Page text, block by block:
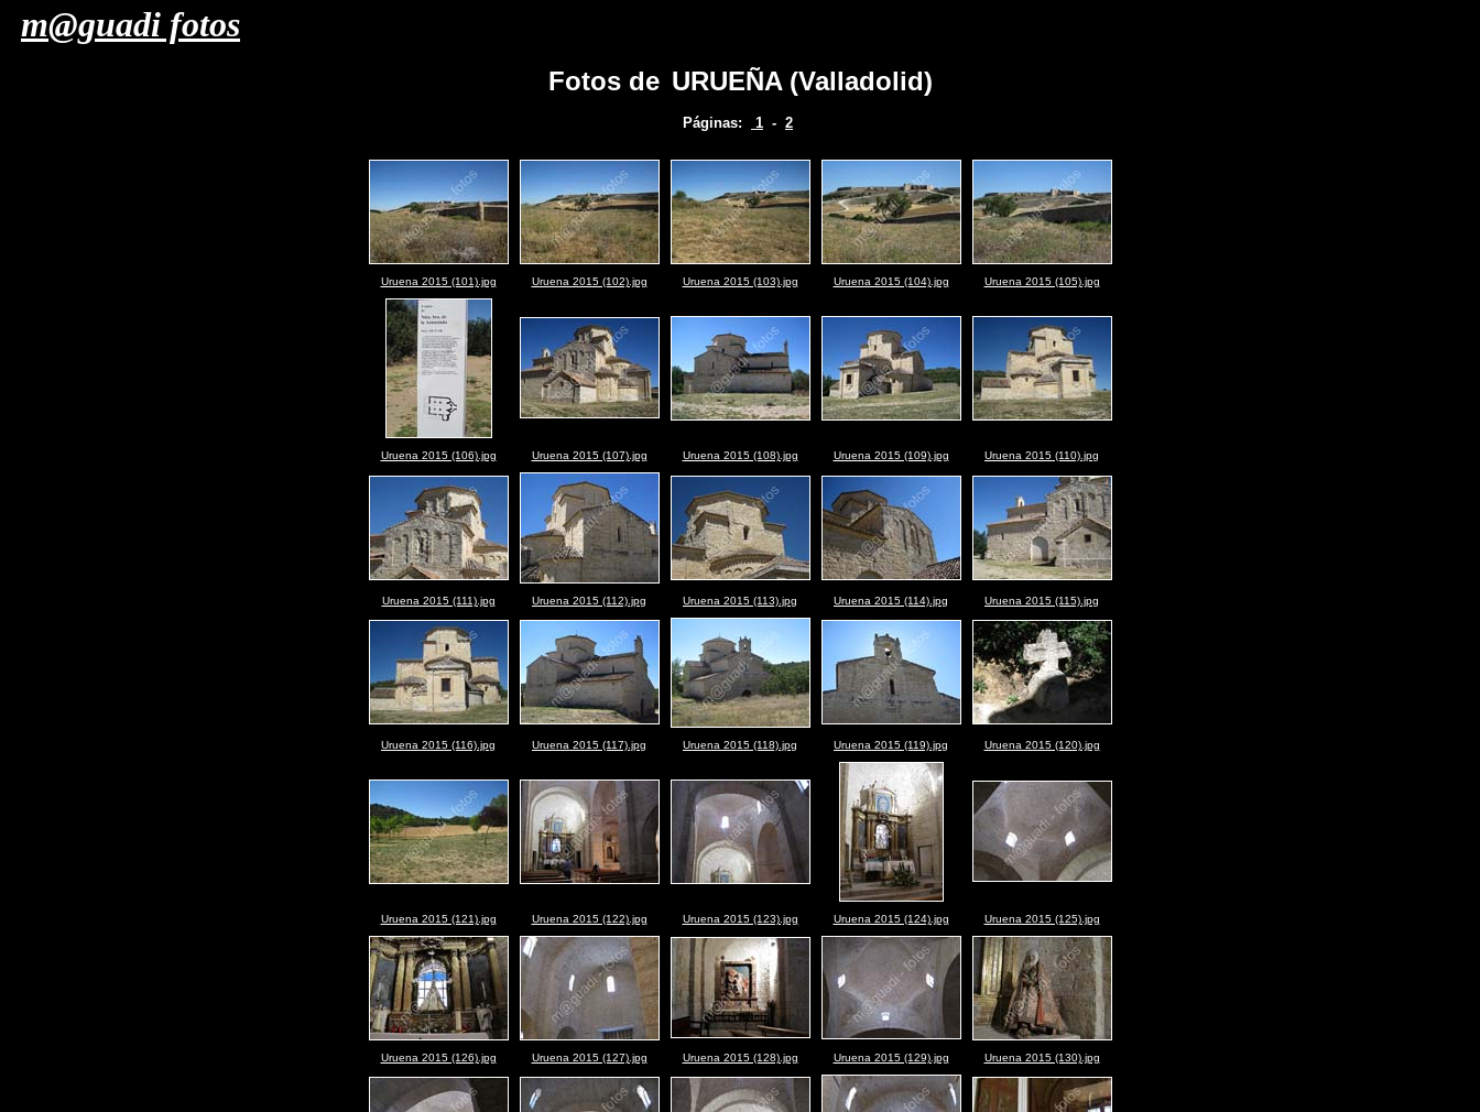
m@guadi fotos
Fotos de URUEÑA (Valladolid)
Páginas: 1 - 2
Uruena 2015 (101).jpg Uruena 2015 (102).jpg Uruena 2015 (103).jpg Uruena 2015 (104).jpg Uruena 2015 (105).jpg
Uruena 2015 (106).jpg Uruena 2015 (107).jpg Uruena 2015 (108).jpg Uruena 2015 (109).jpg Uruena 2015 (110).jpg
Uruena 2015 (111).jpg Uruena 2015 (112).jpg Uruena 2015 (113).jpg Uruena 2015 (114).jpg Uruena 2015 (115).jpg
Uruena 2015 (116).jpg Uruena 2015 (117).jpg Uruena 2015 (118).jpg Uruena 2015 (119).jpg Uruena 2015 (120).jpg
Uruena 2015 (121).jpg Uruena 2015 (122).jpg Uruena 2015 (123).jpg Uruena 2015 (124).jpg Uruena 2015 (125).jpg
Uruena 2015 (126).jpg Uruena 2015 (127).jpg Uruena 2015 (128).jpg Uruena 2015 (129).jpg Uruena 2015 (130).jpg